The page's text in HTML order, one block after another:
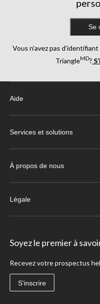
Se
Vous n’avez pas
TriangleMD?
Aide
Services et solutions
À propos de nous
Légale
Soyez le premier à
Recevez votre prospectus
S'inscrire